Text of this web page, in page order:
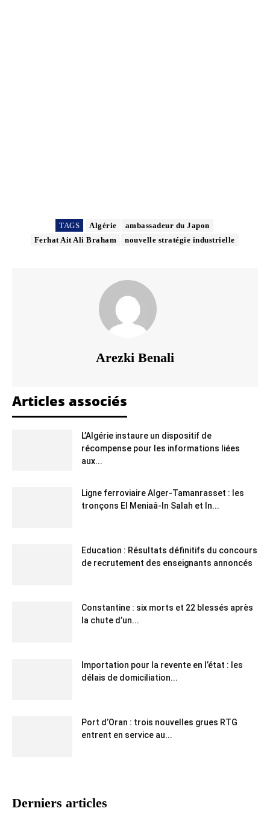
TAGS Algérie
ambassadeur du Japon
Ferhat Ait Ali Braham
nouvelle stratégie industrielle
Arezki Benali
Articles associés
L’Algérie instaure un dispositif de
récompense pour les informations liées
aux...
Ligne ferroviaire Alger-Tamanrasset : les
tronçons El Meniaâ-In Salah et In...
Education : Résultats définitifs du concours
de recrutement des enseignants annoncés
Constantine : six morts et 22 blessés après
la chute d’un...
Importation pour la revente en l’état : les
délais de domiciliation...
Port d’Oran : trois nouvelles grues RTG
entrent en service au...
Derniers articles